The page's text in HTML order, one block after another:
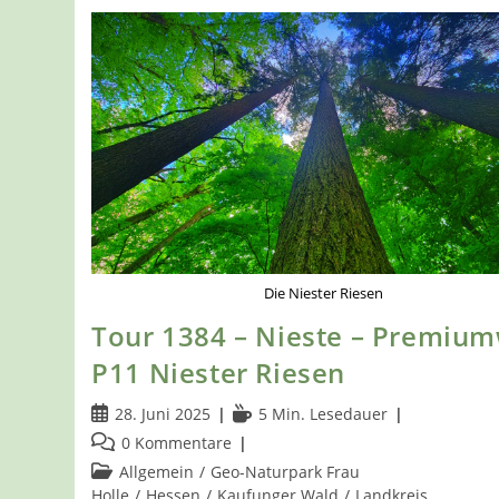
Die Niester Riesen
Tour 1384 – Nieste –
P11 Niester Riesen
Beitrag
veröffentlicht:
28. Juni 2025 Lesedauer:
5 Min. Lesedauer
Beitrags-
Kommentare:
0 Kommentare
Beitrags-
Kategorie:
Allgemein / Geo-Naturpark Frau